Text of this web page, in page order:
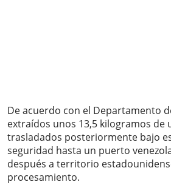
De acuerdo con el Departamento
extraídos unos 13,5 kilogramos de
trasladados posteriormente bajo
seguridad hasta un puerto
después a territorio
procesamiento.